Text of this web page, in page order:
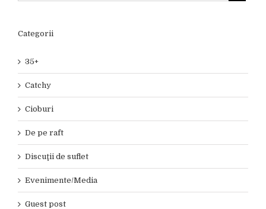
Categorii
35+
Catchy
Cioburi
De pe raft
Discuţii de suflet
Evenimente/Media
Guest post